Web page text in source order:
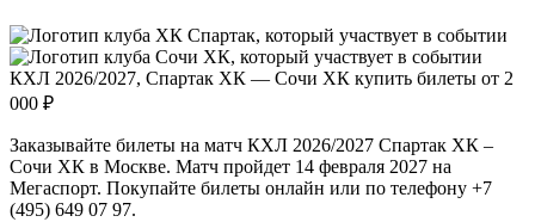
КХЛ 2026/2027, Спартак ХК — Сочи ХК купить билеты от 2
000 ₽
Заказывайте билеты на матч КХЛ 2026/2027 Спартак ХК –
Сочи ХК в Москве. Матч пройдет 14 февраля 2027 на
Мегаспорт. Покупайте билеты онлайн или по телефону +7
(495) 649 07 97.